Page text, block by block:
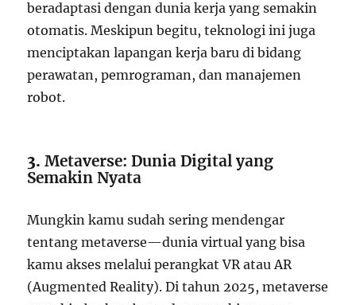
beradaptasi dengan dunia kerja yang semakin
otomatis. Meskipun begitu, teknologi ini juga
menciptakan lapangan kerja baru di bidang
perawatan, pemrograman, dan manajemen
robot.
3.Metaverse: Dunia Digital yang
Semakin Nyata
Mungkin kamu sudah sering mendengar
tentang metaverse—dunia virtual yang bisa
kamu akses melalui perangkat VR atau AR
(Augmented Reality). Di tahun 2025, metaverse